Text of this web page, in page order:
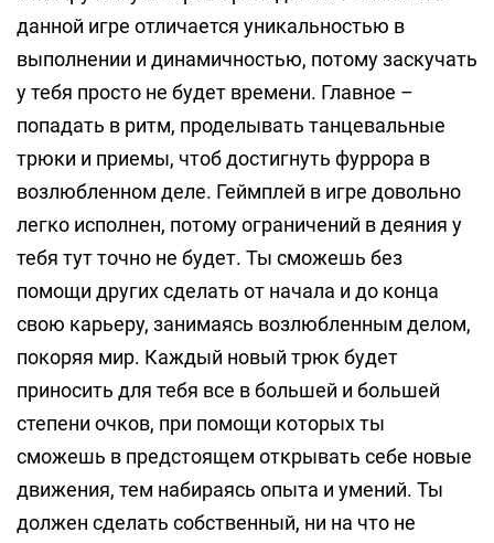
данной игре отличается уникальностью в
выполнении и динамичностью, потому заскучать
у тебя просто не будет времени. Главное –
попадать в ритм, проделывать танцевальные
трюки и приемы, чтоб достигнуть фуррора в
возлюбленном деле. Геймплей в игре довольно
легко исполнен, потому ограничений в деяния у
тебя тут точно не будет. Ты сможешь без
помощи других сделать от начала и до конца
свою карьеру, занимаясь возлюбленным делом,
покоряя мир. Каждый новый трюк будет
приносить для тебя все в большей и большей
степени очков, при помощи которых ты
сможешь в предстоящем открывать себе новые
движения, тем набираясь опыта и умений. Ты
должен сделать собственный, ни на что не